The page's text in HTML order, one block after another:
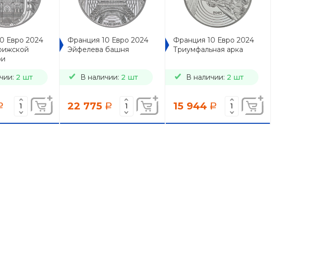
Евро 2024
2 шт
Франция 10 Евро 2024
Эйфелева башня
В наличии: 2 шт
22 775 a
Франция 10 Евро 2024
Триумфальная арка
В наличии: 2 шт
15 944 a